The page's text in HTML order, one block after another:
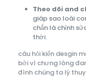
Theo dõi and
giáp sao loài
chắn là chỉnh
thời.
câu hỏi kiến desgin
bởi vì chưng lòng
đình chúng ta lý